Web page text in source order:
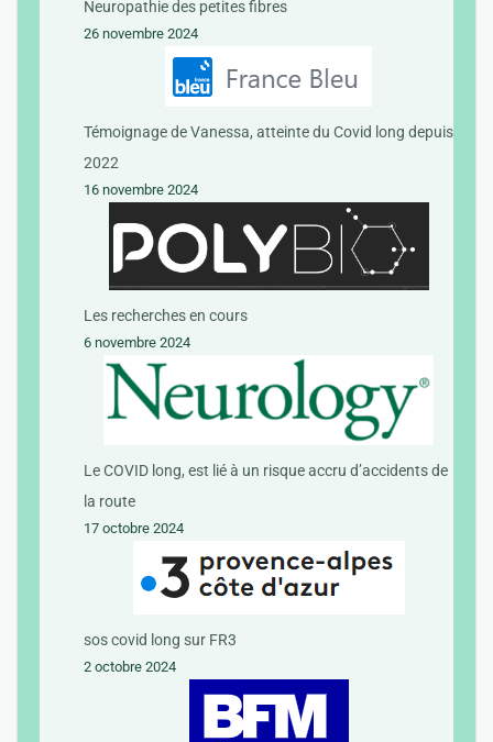
Neuropathie des petites fibres
26 novembre 2024
Témoignage de Vanessa, atteinte du Covid long depuis
2022
16 novembre 2024
Les recherches en cours
6 novembre 2024
Le COVID long, est lié à un risque accru d’accidents de
la route
17 octobre 2024
sos covid long sur FR3
2 octobre 2024